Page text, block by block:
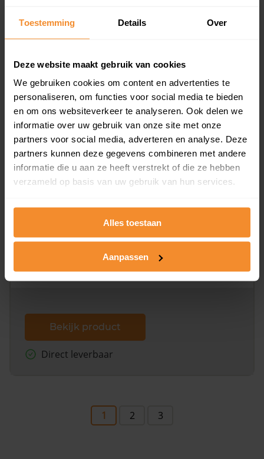
Toestemming Details Over
Deze website maakt gebruik van cookies
We gebruiken cookies om content en advertenties te
personaliseren, om functies voor social media te bieden
en om ons websiteverkeer te analyseren. Ook delen we
informatie over uw gebruik van onze site met onze
partners voor social media, adverteren en analyse. Deze
partners kunnen deze gegevens combineren met andere
informatie die u aan ze heeft verstrekt of die ze hebben
verzameld op basis van uw gebruik van hun services.
Alles toestaan
Aanpassen
en koopdatum) binnen een postcodegebied. Dit
koopsommen.
Bekijk product
Direct leverbaar
Kadastrale kaart pakket
Alleen globale ligging perceel
omliggende percelen met de kadastrale erfgrenzen,
Bekijk product
Direct leverbaar
1 2 3